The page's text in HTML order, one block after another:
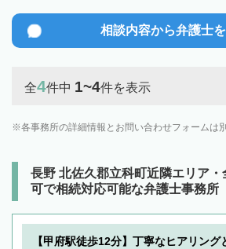
相談内容から弁護士
全4件中 1~4件を表示
各事務所の詳細情報とお問い合わせフォームは
長野 北佐久郡立科町近隣エリア
可で相続対応可能な弁護士事務所
【甲府駅徒歩12分】丁寧なヒアリン